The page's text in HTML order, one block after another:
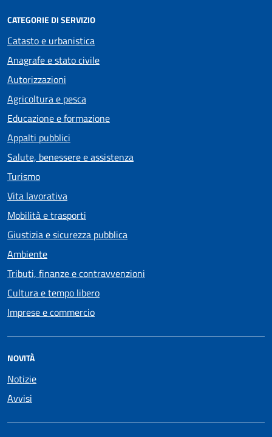
CATEGORIE DI SERVIZIO
Catasto e urbanistica
Anagrafe e stato civile
Autorizzazioni
Agricoltura e pesca
Educazione e formazione
Appalti pubblici
Salute, benessere e assistenza
Turismo
Vita lavorativa
Mobilità e trasporti
Giustizia e sicurezza pubblica
Ambiente
Tributi, finanze e contravvenzioni
Cultura e tempo libero
Imprese e commercio
NOVITÀ
Notizie
Avvisi